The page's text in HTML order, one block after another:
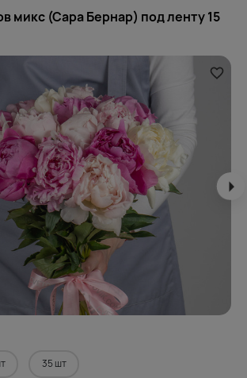
микс (Сара Бернар) под ленту 15
35 шт